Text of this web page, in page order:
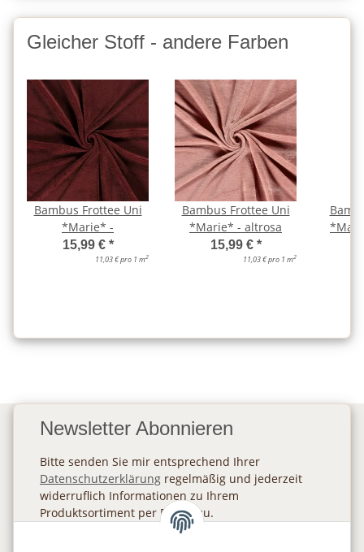
Gleicher Stoff - andere Farben
Bambus Frottee Uni
*Marie* -
15,99 € *
11,03 € pro 1 m2
Bambus Frottee Uni
*Marie* - altrosa
15,99 € *
11,03 € pro 1 m2
Newsletter Abonnieren
Bitte senden Sie mir entsprechend Ihrer
Datenschutzerklärung regelmäßig und jederzeit
widerruflich Informationen zu Ihrem
Produktsortiment per E-Mail zu.